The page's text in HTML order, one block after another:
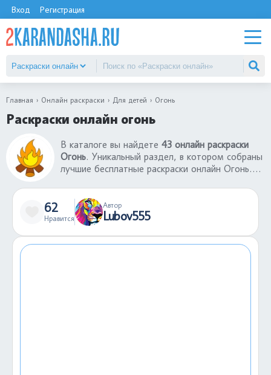
Вход Регистрация
Главная Онлайн раскраски Для детей Огонь
Раскраски онлайн огонь
В каталоге вы найдете 43 онлайн раскраски
Огонь. Уникальный раздел, в котором собраны
лучшие бесплатные раскраски онлайн Огонь.
понравившуюся картинку из раздела раскраски
онлайн Огонь. Готовую раскрашенную
картинку можно сохранить себе на компьютер
или поделиться ею с другими пользователями
62
Нравится
Автор
Lubov555